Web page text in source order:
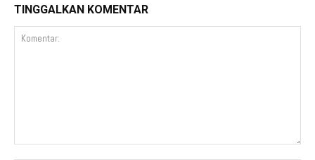
TINGGALKAN KOMENTAR